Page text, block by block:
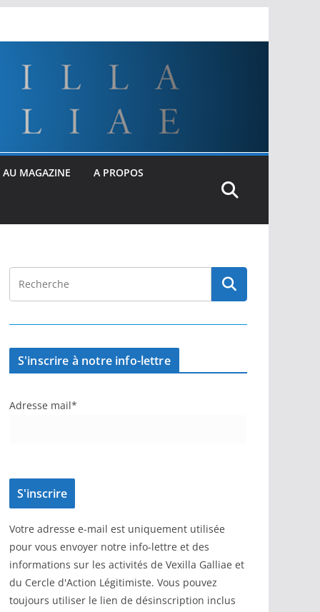
AU MAGAZINE A PROPOS
S'inscrire à notre info-lettre
Adresse mail*
Votre adresse e-mail est uniquement utilisée
pour vous envoyer notre info-lettre et des
informations sur les activités de Vexilla Galliae et
du Cercle d'Action Légitimiste. Vous pouvez
toujours utiliser le lien de désinscription inclus